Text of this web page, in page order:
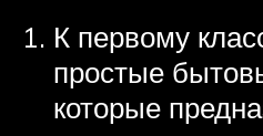
К первому
простые
которые